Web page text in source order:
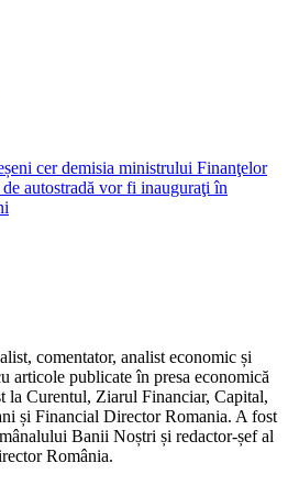
cer demisia ministrului Finanţelor
autostradă vor fi inauguraţi în
comentator, analist economic și
articole publicate în presa economică
la Curentul, Ziarul Financiar, Capital,
și Financial Director Romania. A fost
Banii Noștri și redactor-șef al
România.